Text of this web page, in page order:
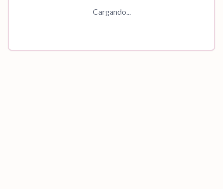
Cargando...